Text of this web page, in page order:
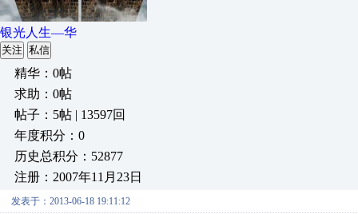
银光人生—华
关注 私信
精华：0帖
求助：0帖
帖子：5帖 | 13597回
年度积分：0
历史总积分：52877
注册：2007年11月23日
发表于：2013-06-18 19:11:12